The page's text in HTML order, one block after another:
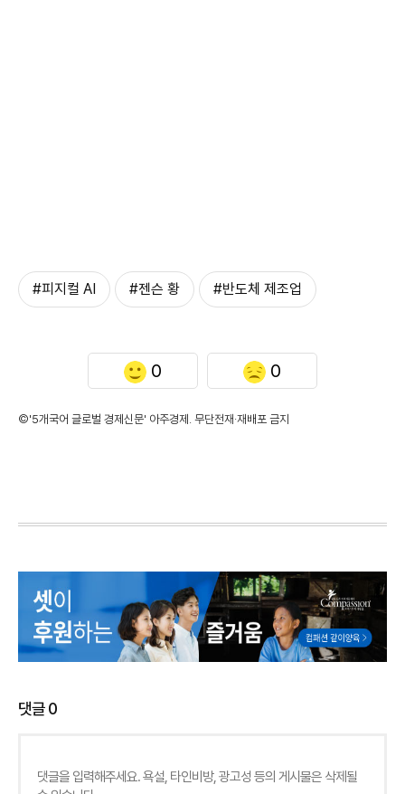
#피지컬 AI #젠슨 황 #반도체 제조업
0 0
©'5개국어 글로벌 경제신문' 아주경제. 무단전재·재배포 금지
댓글0